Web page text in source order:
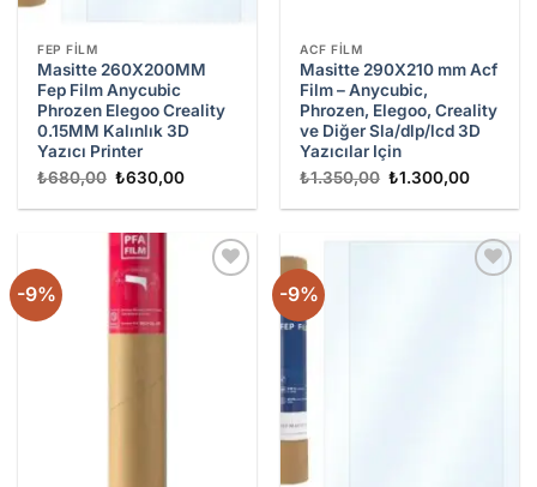
FEP FILM
Masitte 260X200MM
Fep Film Anycubic
Phrozen Elegoo Creality
0.15MM Kalınlık 3D
Yazıcı Printer
₺680,00 Orijinal
₺680,00.
₺630,00Şu
fiyat:
ACF FILM
Masitte 290X210 mm Acf
Film – Anycubic,
Phrozen, Elegoo, Creality
ve Diğer Sla/dlp/lcd 3D
Yazıcılar Için
₺1.350,00 Orijinal
₺1.350,00.
₺1.300,00Şu
fiyat:
-9% -9%